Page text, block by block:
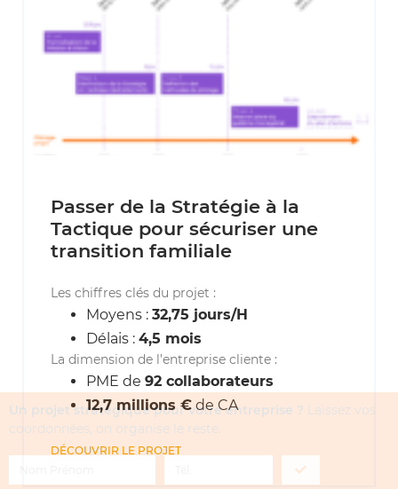
Passer de la Stratégie à la
Tactique pour sécuriser une
transition familiale
Les chiffres clés du projet :
Moyens : 32,75 jours/H
Délais : 4,5 mois
La dimension de l’entreprise cliente :
PME de 92 collaborateurs
12,7 millions €de CA
DÉCOUVRIR LE PROJET
Un projet stratégique pour votre entreprise ? Laissez vos
coordonnées, on organise le reste.